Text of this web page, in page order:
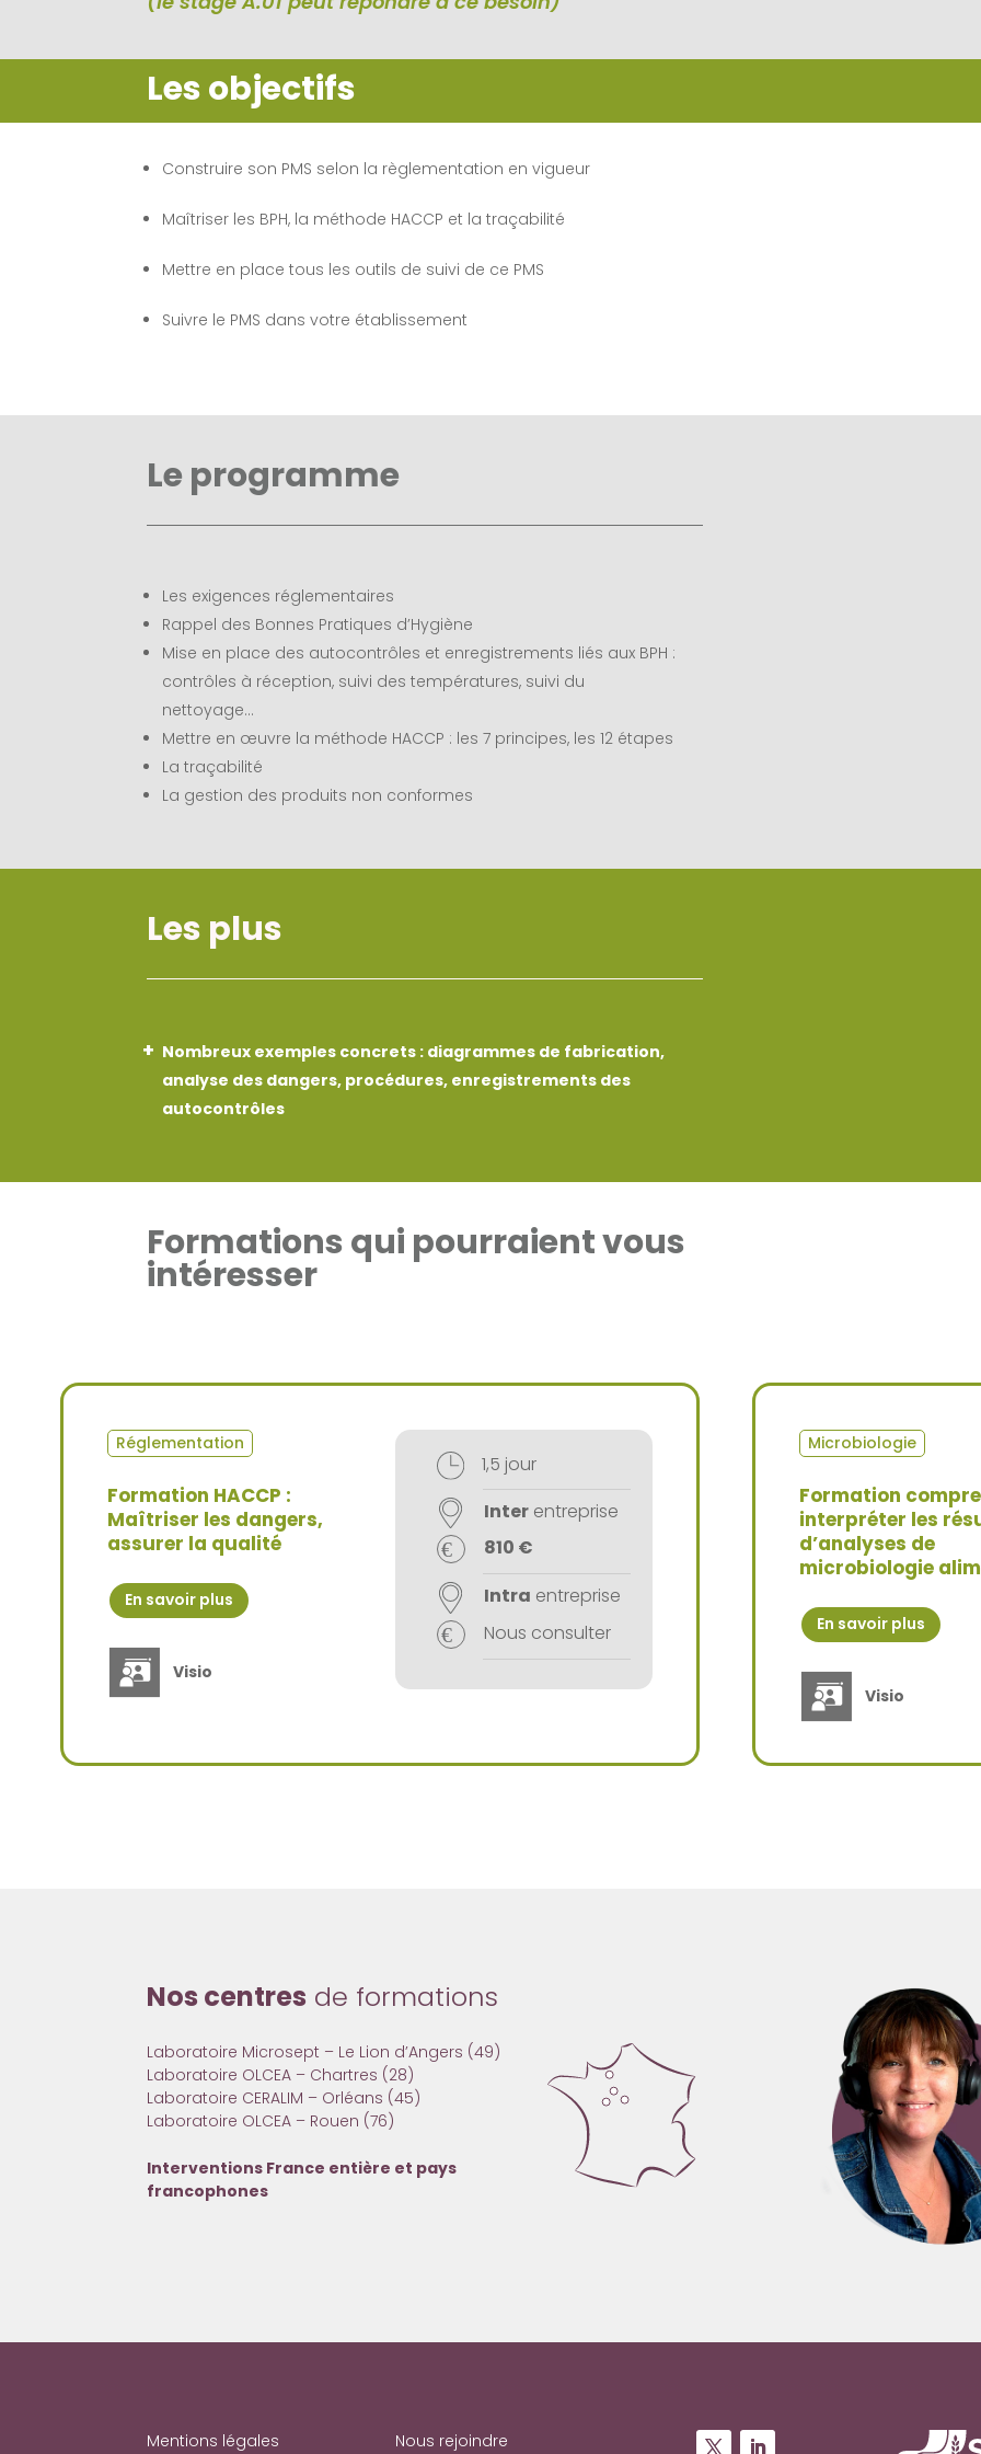
Les objectifs
Construire son PMS selon la règlementation en vigueur
Maîtriser les BPH, la méthode HACCP et la traçabilité
Mettre en place tous les outils de suivi de ce PMS
Suivre le PMS dans votre établissement
Le programme
Les exigences réglementaires
Rappel des Bonnes Pratiques d’Hygiène
Mise en place des autocontrôles et enregistrements liés aux BPH :
contrôles à réception, suivi des températures, suivi du
nettoyage…
Mettre en œuvre la méthode HACCP : les 7 principes, les 12 étapes
La traçabilité
La gestion des produits non conformes
Les plus
Nombreux exemples concrets : diagrammes de fabrication,
analyse des dangers, procédures, enregistrements des
autocontrôles
Formations qui pourraient vous
intéresser
Réglementation
Formation HACCP :
Maîtriser les dangers,
assurer la qualité
En savoir plus
Visio
1,5 jour
Interentreprise
810 €
Intra entreprise
Nous consulter
Microbiologie
Formation
interpréter les
d’analyses de
microbiologie
En savoir plus
Visio
Nos centres de formations
Laboratoire Microsept – Le Lion d’Angers (49)
Laboratoire OLCEA – Chartres (28)
Laboratoire CERALIM – Orléans (45)
Laboratoire OLCEA – Rouen (76)
Interventions France entière et pays
francophones
Mentions légales
Nous rejoindre